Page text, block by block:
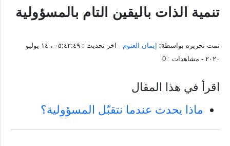
تنمية الذات باليقين التام بالمسؤولية
تمت تحريره بواسطة: إيمان العتوم - اخر تحديث :
٠٥:٤٢:٤٩ ، ١٤ يوليو
٢٠٢٠ - مشاهدات : 0
اقرأ في هذا المقال
ماذا يحدث عندما نتقبّل المسؤولية؟